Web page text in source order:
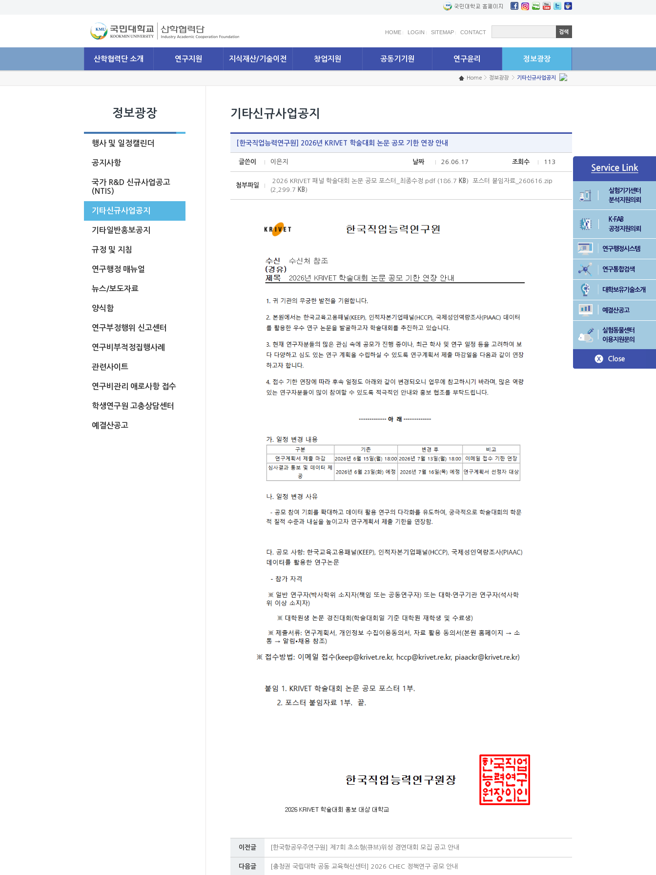
HOME LOGIN SITEMAP CONTACT
산학협력단 소개 연구지원 지식재산/기술이전 창업지원 공동기기원 연구윤리 정보광장
학생연구원 고충상담센터
Home 정보광장 기타신규사업공지
정보광장
행사 및 일정캘린더
공지사항
국가 R&D 신규사업공고
(NTIS)
기타신규사업공지
기타일반홍보공지
규정 및 지침
연구행정 매뉴얼
뉴스/보도자료
양식함
연구부정행위 신고센터
연구비부적정집행사례
관련사이트
연구비관리 애로사항 접수
학생연구원 고충상담센터
예결산공고
기타신규사업공지
[한국직업능력연구원] 2026년 KRIVET 학술대회 논문 공모 기한 연장 안내
글쓴이 이은지 날짜 26.06.17 조회수 113
첨부파일
2026 KRIVET 패널 학술대회 논문 공모 포스터_최종수정.pdf (186.7 KB)
포스터 붙임자료_260616.zip
(2,299.7 KB)
이전글 [한국항공우주연구원] 제7회 초소형(큐브)위성 경연대회 모집 공고 안내
다음글 [충청권 국립대학 공동 교육혁신센터] 2026 CHEC 정책연구 공모 안내
실험기기센터
분석지원의뢰
K-FAB
공정지원의뢰
연구행정시스템
연구통합검색
대학보유기술소개
예결산공고
실험동물센터
이용지원문의